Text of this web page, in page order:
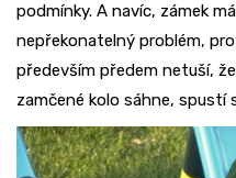
podmínky. A navíc, zámek
nepřekonatelný problém,
především předem netuší,
zamčené kolo sáhne, spustí